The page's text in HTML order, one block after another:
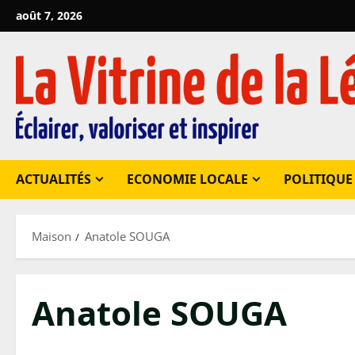
Passer
au
contenu
août 7, 2026
ACTUALITÉS ECONOMIE LOCALE POLITIQUE
Maison Anatole SOUGA
Anatole SOUGA